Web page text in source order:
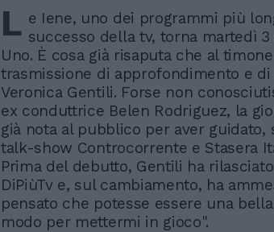
L e Iene, uno dei programmi più
successo della tv, torna martedì
Uno. È cosa già risaputa che al
trasmissione di approfondimento e di
Veronica Gentili. Forse non
ex conduttrice Belen Rodriguez, la
già nota al pubblico per aver guidato,
talk-show Controcorrente e Stasera
Prima del debutto, Gentili ha
DiPiùTv e, sul cambiamento, ha
pensato che potesse essere una
modo per mettermi in gioco".
Rudy Giuliani
Trump,
americana